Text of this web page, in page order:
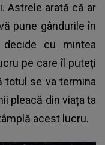
Astrele arată că ar
pune gândurile în
cu mintea
pe care îl puteți
totul se va termina
pleacă din viața ta
acest lucru.